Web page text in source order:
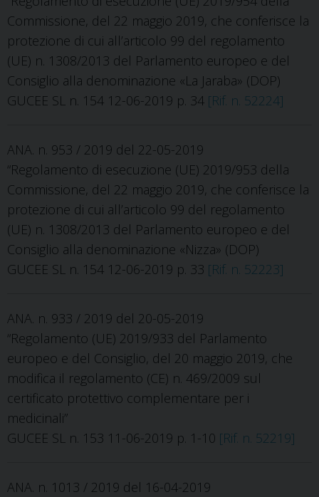
Commissione, del 22 maggio 2019, che conferisce la
protezione di cui all’articolo 99 del regolamento
(UE) n. 1308/2013 del Parlamento europeo e del
Consiglio alla denominazione «La Jaraba» (DOP)
GUCEE SL n. 154 12-06-2019 p. 34 [Rif. n. 52224]
ANA. n. 953 / 2019 del 22-05-2019
“Regolamento di esecuzione (UE) 2019/953 della
Commissione, del 22 maggio 2019, che conferisce la
protezione di cui all’articolo 99 del regolamento
(UE) n. 1308/2013 del Parlamento europeo e del
Consiglio alla denominazione «Nizza» (DOP)
GUCEE SL n. 154 12-06-2019 p. 33 [Rif. n. 52223]
ANA. n. 933 / 2019 del 20-05-2019
“Regolamento (UE) 2019/933 del Parlamento
europeo e del Consiglio, del 20 maggio 2019, che
modifica il regolamento (CE) n. 469/2009 sul
certificato protettivo complementare per i
medicinali”
GUCEE SL n. 153 11-06-2019 p. 1-10 [Rif. n. 52219]
ANA. n. 1013 / 2019 del 16-04-2019